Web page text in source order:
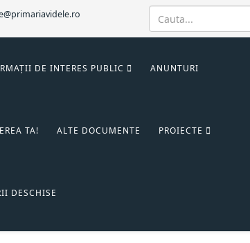
DE INTERES PUBLIC ANUNTURI
TA! ALTE DOCUMENTE PROIECTE
DESCHISE